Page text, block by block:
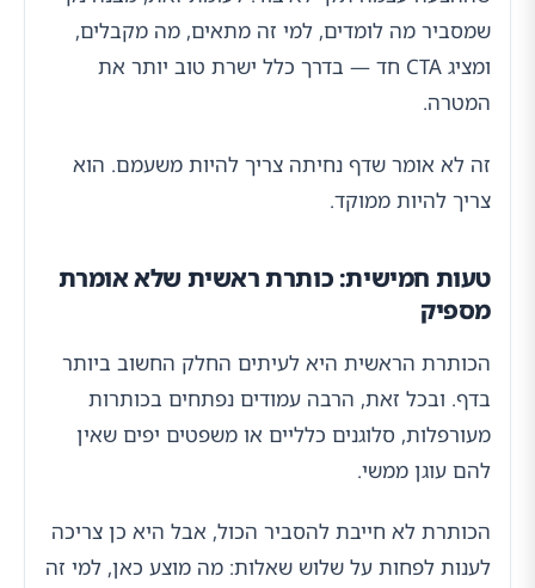
שמסביר מה לומדים, למי זה מתאים, מה מקבלים,
ומציג CTA חד — בדרך כלל ישרת טוב יותר את
המטרה.
זה לא אומר שדף נחיתה צריך להיות משעמם. הוא
צריך להיות ממוקד.
טעות חמישית: כותרת ראשית שלא אומרת
מספיק
הכותרת הראשית היא לעיתים החלק החשוב ביותר
בדף. ובכל זאת, הרבה עמודים נפתחים בכותרות
מעורפלות, סלוגנים כלליים או משפטים יפים שאין
להם עוגן ממשי.
הכותרת לא חייבת להסביר הכול, אבל היא כן צריכה
לענות לפחות על שלוש שאלות: מה מוצע כאן, למי זה